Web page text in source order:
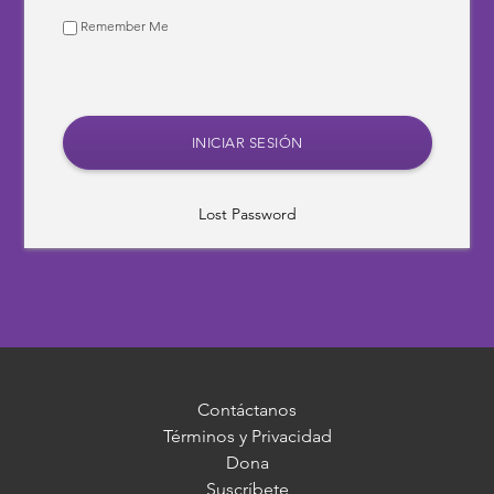
Remember Me
Lost Password
Contáctanos
Términos y Privacidad
Dona
Suscríbete